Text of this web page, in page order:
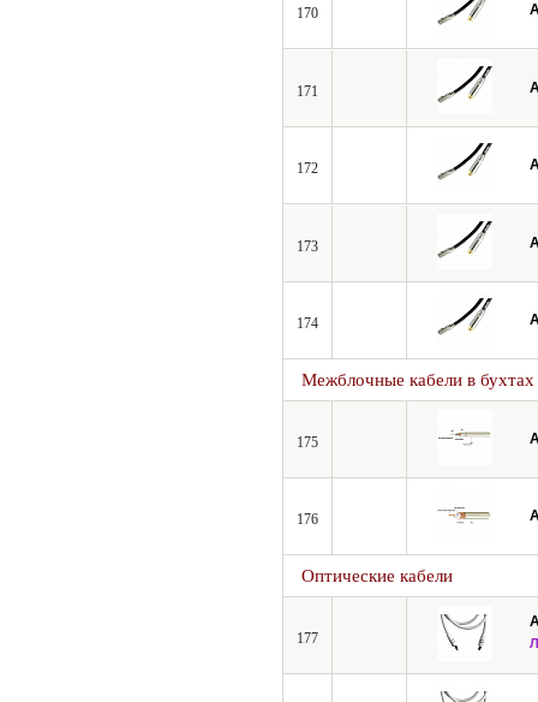
170
171
172
173
174
Межблочные кабели в бухтах
175
176
Оптические кабели
177